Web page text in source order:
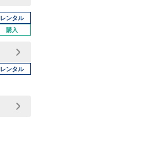
レンタル
購入
レンタル